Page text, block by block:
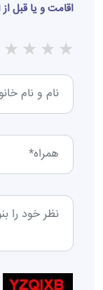
اقامت و یا قبل
★
★
★
★